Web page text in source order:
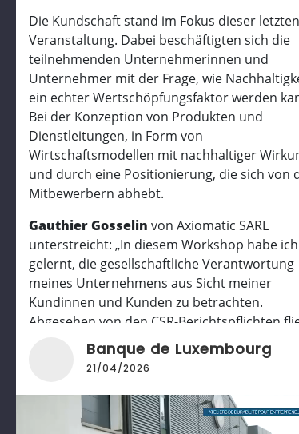
Die Kundschaft stand im Fokus dieser letzten
Veranstaltung. Dabei beschäftigten sich die
teilnehmenden Unternehmerinnen und
Unternehmer mit der Frage, wie
ein echter Wertschöpfungsfaktor werden
Bei der Konzeption von Produkten und
Dienstleitungen, in Form von
Wirtschaftsmodellen mit nachhaltiger
und durch eine Positionierung, die sich von
Mitbewerbern abhebt.
Gauthier Gosselin von Axiomatic SARL
unterstreicht: „In diesem Workshop habe ich
gelernt, die gesellschaftliche Verantwortung
meines Unternehmens aus Sicht meiner
Kundinnen und Kunden zu betrachten.
Abgesehen von den CSR-Berichtspflichten
diese Verantwortung auch in die Werte des
Unternehmens ein und hat einen positiven
Einfluss auf die Geschäftstätigkeit.“
Unsere Workshops zielen darauf ab,
Unternehmerinnen und Unternehmern, die
Banque de Luxembourg
21/04/2026